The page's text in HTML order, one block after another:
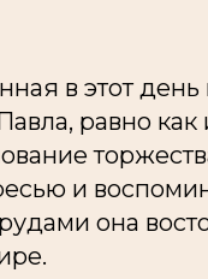
в этот день
равно как
и
она